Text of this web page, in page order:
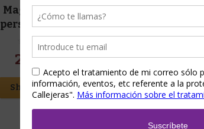
Magdalenero
personalizado
25,00€
Show Details
«Eres Gatastico
/ Perrifecto»
12,00€
Show Details